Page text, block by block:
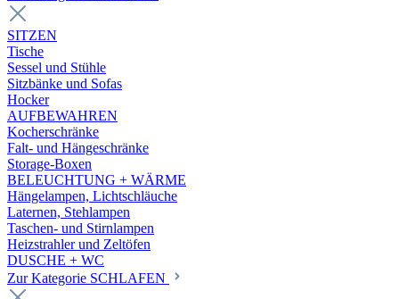
SITZEN
Tische
Sessel und Stühle
Sitzbänke und Sofas
Hocker
AUFBEWAHREN
Kocherschränke
Falt- und Hängeschränke
Storage-Boxen
BELEUCHTUNG + WÄRME
Hängelampen, Lichtschläuche
Laternen, Stehlampen
Taschen- und Stirnlampen
Heizstrahler und Zeltöfen
DUSCHE + WC
Zur Kategorie SCHLAFEN